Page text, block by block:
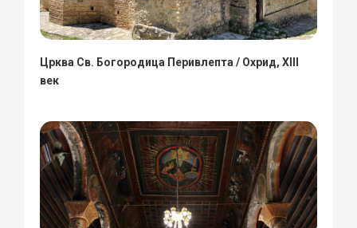
Црква Св. Богородица Перивлепта / Охрид, XIII
век